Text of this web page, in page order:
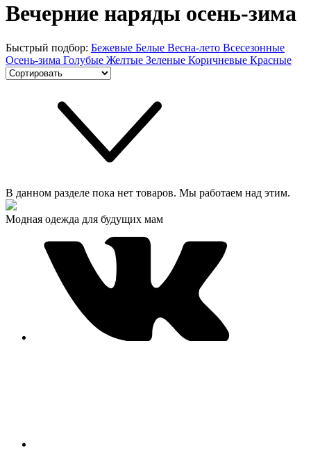
Вечерние наряды осень-зима
Быстрый подбор: Бежевые Белые Весна-лето Всесезонные
Осень-зима Голубые Желтые Зеленые Коричневые Красные
В данном разделе пока нет товаров. Мы работаем над этим.
Модная одежда для будущих мам